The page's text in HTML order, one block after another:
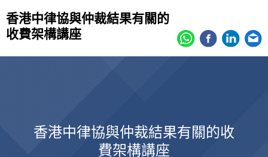
香港中律協與仲裁結果有關的
收費架構講座
香港中律協與仲裁結果有關的收
費架構講座